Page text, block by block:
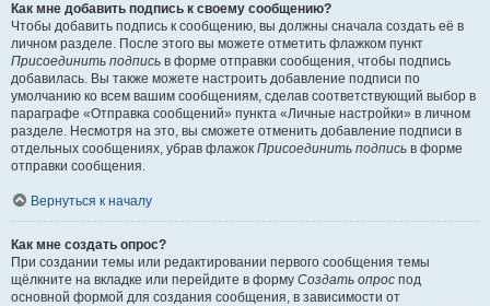
Как мне добавить подпись к своему сообщению?
Чтобы добавить подпись к сообщению, вы должны сначала создать её в
личном разделе. После этого вы можете отметить флажком пункт
Присоединить подпись в форме отправки сообщения, чтобы подпись
добавилась. Вы также можете настроить добавление подписи по
умолчанию ко всем вашим сообщениям, сделав соответствующий выбор в
параграфе «Отправка сообщений» пункта «Личные настройки» в личном
разделе. Несмотря на это, вы сможете отменить добавление подписи в
отдельных сообщениях, убрав флажок Присоединить подпись в форме
отправки сообщения.
Вернуться к началу
Как мне создать опрос?
При создании темы или редактировании первого сообщения темы
щёлкните на вкладке или перейдите в форму Создать опрос под
основной формой для создания сообщения, в зависимости от